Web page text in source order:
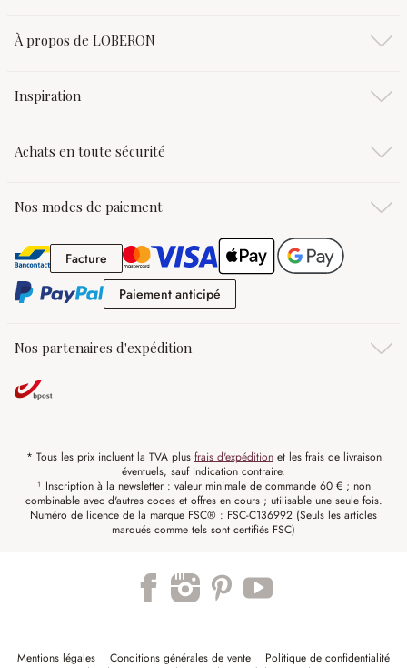
À propos de LOBERON
Inspiration
Achats en toute sécurité
Nos modes de paiement
FactureFacture
Paiement anticipé
Nos partenaires d'expédition
* Tous les prix incluent la TVA plus frais d'expéditionet les frais de livraison
éventuels, sauf indication contraire.
¹ Inscription à la newsletter : valeur minimale de commande 60 € ; non
combinable avec d'autres codes et offres en cours ; utilisable une seule fois.
Numéro de licence de la marque FSC® : FSC-C136992 (Seuls les articles
marqués comme tels sont certifiés FSC)
Mentions légales Conditions générales de vente
Politique de confidentialité